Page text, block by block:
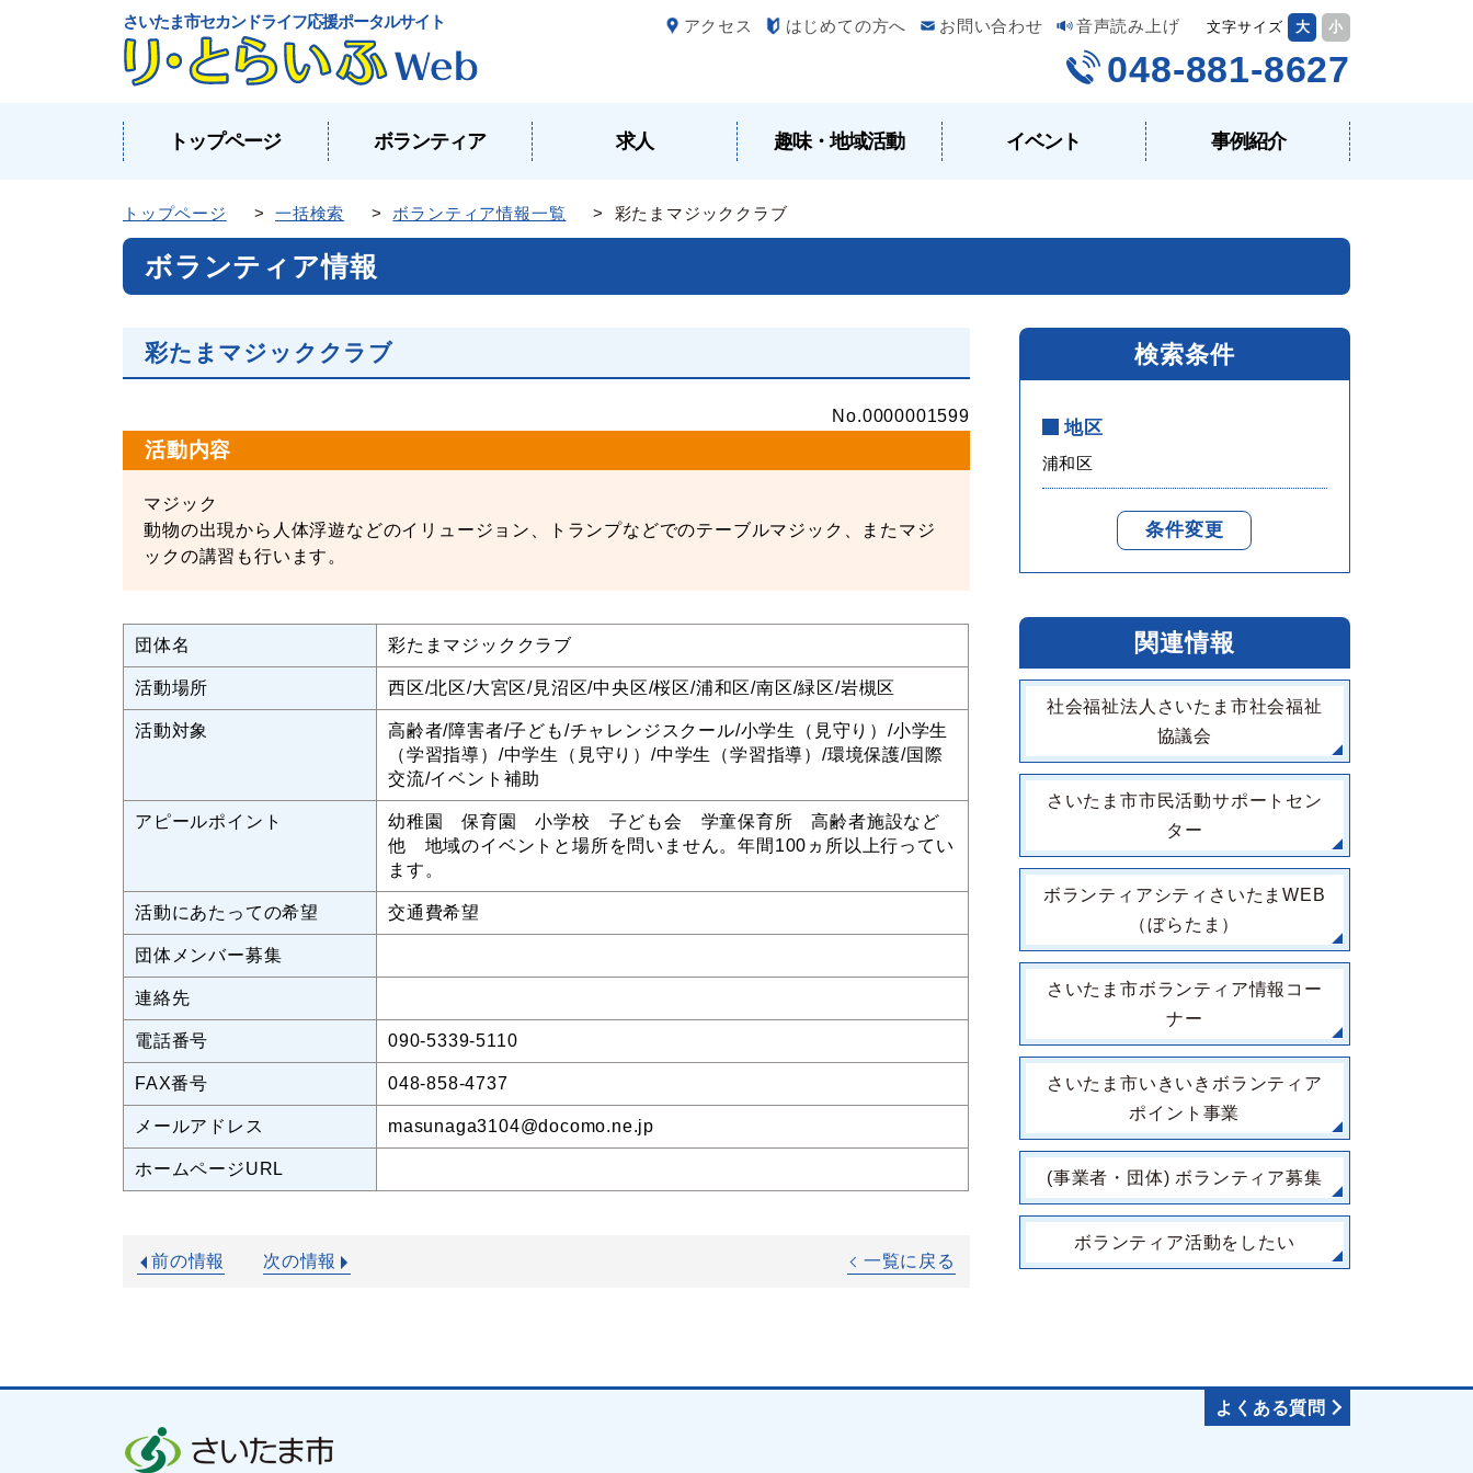
さいたま市セカンドライフ応援ポータルサイト アクセス はじめての方へ お問い合わせ 音声読み上げ 文字サイズ 大 小
048-881-8627
トップページ ボランティア 求人 趣味・地域活動 イベント 事例紹介
トップページ >一括検索 > ボランティア情報一覧 > 彩たまマジッククラブ
ボランティア情報
彩たまマジッククラブ
No.0000001599
活動内容
マジック
動物の出現から人体浮遊などのイリュージョン、トランプなどでのテーブルマジック、またマジ
ックの講習も行います。
団体名 彩たまマジッククラブ
活動場所 西区/北区/大宮区/見沼区/中央区/桜区/浦和区/南区/緑区/岩槻区
活動対象
高齢者/障害者/子ども/チャレンジスクール/小学生（見守り）/小学生
（学習指導）/中学生（見守り）/中学生（学習指導）/環境保護/国際
交流/イベント補助
アピールポイント
幼稚園 保育園 小学校 子ども会 学童保育所 高齢者施設など
他 地域のイベントと場所を問いません。年間100ヵ所以上行ってい
ます。
活動にあたっての希望 交通費希望
団体メンバー募集
連絡先
電話番号 090-5339-5110
FAX番号 048-858-4737
メールアドレス masunaga3104@docomo.ne.jp
ホームページURL
前の情報 次の情報 一覧に戻る
検索条件
地区
浦和区
条件変更
関連情報
社会福祉法人さいたま市社会福祉
協議会
さいたま市市民活動サポートセン
ター
ボランティアシティさいたまWEB
（ぼらたま）
さいたま市ボランティア情報コー
ナー
さいたま市いきいきボランティア
ポイント事業
(事業者・団体) ボランティア募集
ボランティア活動をしたい
よくある質問